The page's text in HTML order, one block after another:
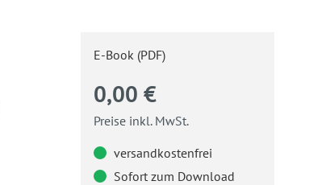
E-Book (PDF)
0,00 €
Preise inkl. MwSt.
versandkostenfrei
Sofort zum Download